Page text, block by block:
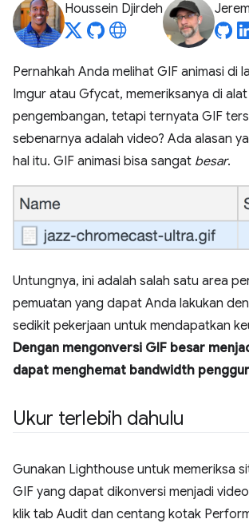
Houssein Djirdeh
Pernahkah Anda melihat GIF animasi di
Imgur atau Gfycat, memeriksanya di alat
pengembangan, tetapi ternyata GIF
sebenarnya adalah video? Ada alasan
hal itu. GIF animasi bisa sangat besar.
Untungnya, ini adalah salah satu area
pemuatan yang dapat Anda lakukan
sedikit pekerjaan untuk mendapatkan
Dengan mengonversi GIF besar
dapat menghemat bandwidth
Ukur terlebih dahulu
Gunakan Lighthouse untuk memeriksa
GIF yang dapat dikonversi menjadi
klik tab Audit dan centang kotak